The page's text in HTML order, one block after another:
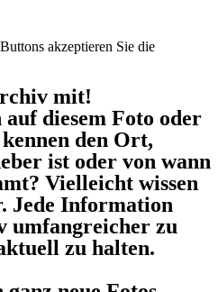
akzeptieren Sie die
mit!
auf diesem Foto oder
den Ort,
ist oder von wann
Vielleicht wissen
Jede Information
umfangreicher zu
zu halten.